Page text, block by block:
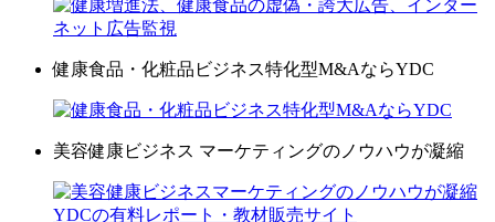
健康食品・化粧品ビジネス特化型M&AならYDC
美容健康ビジネス マーケティングのノウハウが凝縮